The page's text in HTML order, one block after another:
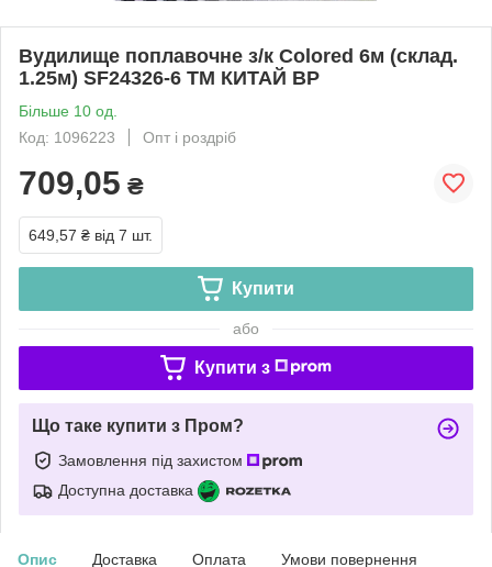
Вудилище поплавочне з/к Colored 6м (склад.
1.25м) SF24326-6 ТМ КИТАЙ BP
Більше 10 од.
Код: 1096223
Опт і роздріб
709,05 ₴
649,57 ₴ від 7 шт.
Купити
або
Купити з
Що таке купити з Пром?
Замовлення під захистом
Доступна доставка
Опис Доставка Оплата Умови повернення